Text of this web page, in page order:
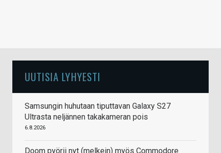
UUTISIA LYHYESTI
Samsungin huhutaan tiputtavan Galaxy S27
Ultrasta neljännen takakameran pois
6.8.2026
Doom pyörii nyt (melkein) myös Commodore